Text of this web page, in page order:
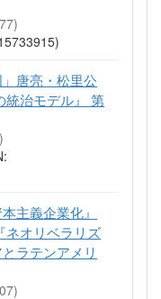
唐亮・松里公
統治モデル』 第
主義企業化』
ネオリベラリズ
ラテンアメリ